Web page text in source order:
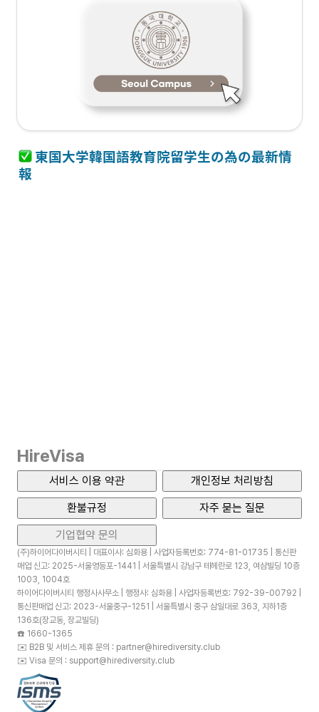
東国大学韓国語教育院留学生の為の最新情
報
HireVisa
서비스 이용 약관
개인정보 처리방침
환불규정
자주 묻는 질문
기업협약 문의
(주)하이어다이버시티 | 대표이사: 심화용 | 사업자등록번호: 774-81-01735 | 통신판
매업 신고: 2025-서울영등포-1441 | 서울특별시 강남구 테헤란로 123, 여삼빌딩 10층
1003, 1004호
하이어다이버시티 행정사사무소 | 행정사: 심화용 | 사업자등록번호: 792-39-00792 |
통신판매업 신고: 2023-서울중구-1251 | 서울특별시 중구 삼일대로 363, 지하1층
136호(장교동, 장교빌딩)
☎️ 1660-1365
✉️ B2B 및 서비스 제휴 문의 : partner@hirediversity.club
✉️ Visa 문의 : support@hirediversity.club